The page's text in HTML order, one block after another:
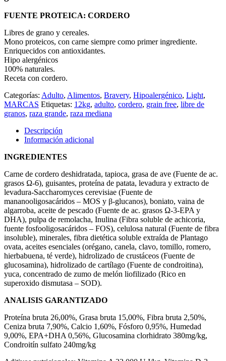
Breeds
cantidad
FUENTE PROTEICA: CORDERO
Libres de grano y cereales.
Mono proteicos, con carne siempre como primer ingrediente.
Enriquecidos con antioxidantes.
Hipo alergénicos
100% naturales.
Receta con cordero.
Categorías: Adulto, Alimentos, Bravery, Hipoalergénico, Light,
MARCAS Etiquetas: 12kg, adulto, cordero, grain free, libre de
granos, raza grande, raza mediana
Descripción
Información adicional
INGREDIENTES
Carne de cordero deshidratada, tapioca, grasa de ave (Fuente de ac.
grasos Ω-6), guisantes, proteína de patata, levadura y extracto de
levadura-Saccharomyces cerevisiae (Fuente de
mananooligosacáridos – MOS y β-glucanos), boniato, vaina de
algarroba, aceite de pescado (Fuente de ac. grasos Ω-3-EPA y
DHA), pulpa de remolacha, Inulina (Fibra soluble de achicoria,
fuente fosfooligosacáridos – FOS), celulosa natural (Fuente de fibra
insoluble), minerales, fibra dietética soluble extraída de Plantago
ovata, aceites esenciales (orégano, canela, clavo, tomillo, romero,
hierbabuena, té verde), hidrolizado de crustáceos (Fuente de
glucosamina), hidrolizado de cartílago (Fuente de condroitina),
yuca, concentrado de zumo de melón liofilizado (Rico en
superoxido dismutasa – SOD).
ANALISIS GARANTIZADO
Proteína bruta 26,00%, Grasa bruta 15,00%, Fibra bruta 2,50%,
Ceniza bruta 7,90%, Calcio 1,60%, Fósforo 0,95%, Humedad
9,00%, EPA+DHA 0,56%, Glucosamina clorhidrato 380mg/kg,
Condroitín sulfato 240mg/kg